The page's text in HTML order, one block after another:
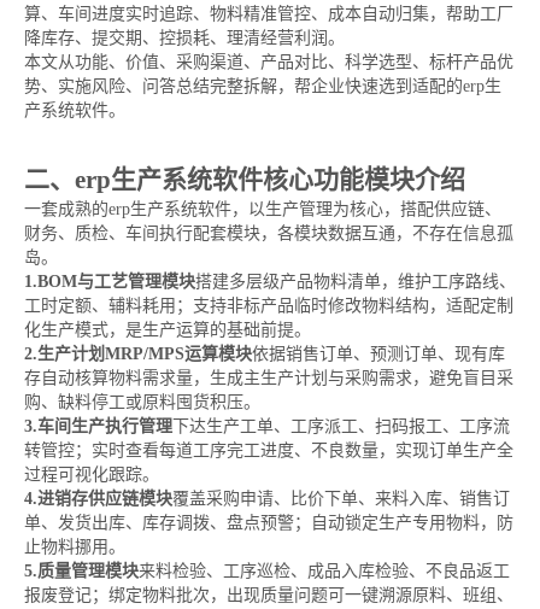
算、车间进度实时追踪、物料精准管控、成本自动归集，帮助工厂
降库存、提交期、控损耗、理清经营利润。
本文从功能、价值、采购渠道、产品对比、科学选型、标杆产品优
势、实施风险、问答总结完整拆解，帮企业快速选到适配的erp生
产系统软件。
二、erp生产系统软件核心功能模块介绍
一套成熟的erp生产系统软件，以生产管理为核心，搭配供应链、
财务、质检、车间执行配套模块，各模块数据互通，不存在信息孤
岛。
1.BOM与工艺管理模块搭建多层级产品物料清单，维护工序路线、
工时定额、辅料耗用；支持非标产品临时修改物料结构，适配定制
化生产模式，是生产运算的基础前提。
2.生产计划MRP/MPS运算模块依据销售订单、预测订单、现有库
存自动核算物料需求量，生成主生产计划与采购需求，避免盲目采
购、缺料停工或原料囤货积压。
3.车间生产执行管理 下达生产工单、工序派工、扫码报工、工序流
转管控；实时查看每道工序完工进度、不良数量，实现订单生产全
过程可视化跟踪。
4.进销存供应链模块覆盖采购申请、比价下单、来料入库、销售订
单、发货出库、库存调拨、盘点预警；自动锁定生产专用物料，防
止物料挪用。
5.质量管理模块来料检验、工序巡检、成品入库检验、不良品返工
报废登记；绑定物料批次，出现质量问题可一键溯源原料、班组、